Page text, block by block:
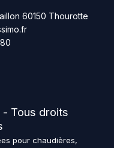
60150 Thourotte
Tous droits
pour chaudières,